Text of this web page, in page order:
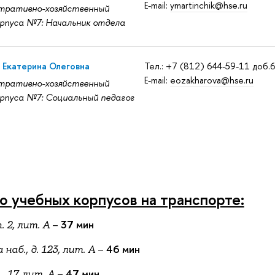
хозяйственный
№7: Начальник отдела
E-mail: ymartinchik@hse.ru
Олеговна
хозяйственный
№7: Социальный педагог
Тел.: +7 (812) 644-59-11
E-mail: eozakharova@hse.ru
учебных корпусов на транспорте:
2, лит. А– 37 мин
наб., д. 123, лит. А– 46 мин